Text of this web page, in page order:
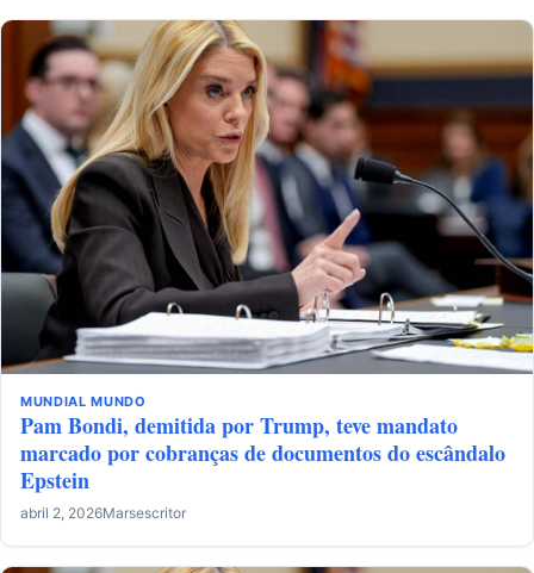
MUNDIAL MUNDO
Pam Bondi, demitida por Trump, teve mandato
marcado por cobranças de documentos do escândalo
Epstein
abril 2, 2026Marsescritor